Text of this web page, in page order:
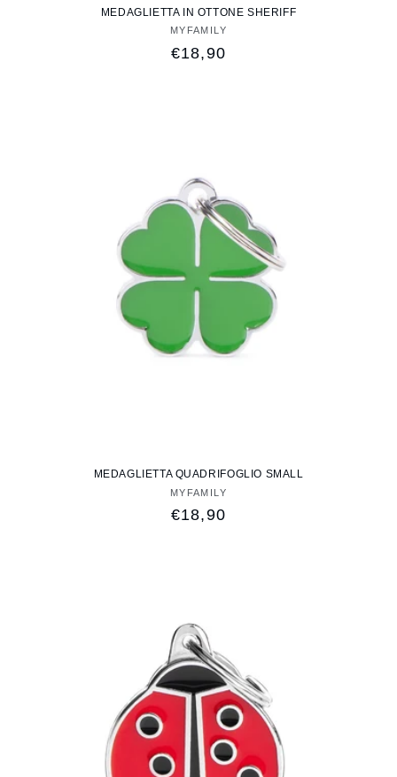
MEDAGLIETTA IN OTTONE SHERIFF
Fornitore:
MYFAMILY
Prezzo
€18,90
MEDAGLIETTA QUADRIFOGLIO SMALL
Fornitore:
MYFAMILY
Prezzo
€18,90